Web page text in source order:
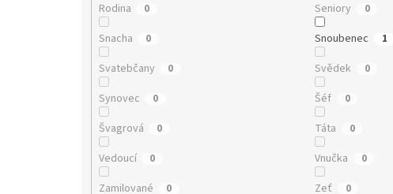
Rodina 0 Seniory 0
Snacha 0 Snoubenec 1
Svatebčany 0 Svědek 0
Synovec 0 Šéf 0
Švagrová 0 Táta 0
Vedoucí 0 Vnučka 0
Zamilované 0 Zeť 0